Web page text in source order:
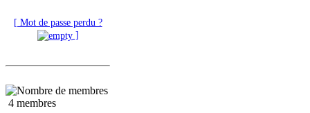
[ Mot de passe perdu ?
]
4 membres